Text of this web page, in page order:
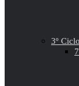
3º Ciclo